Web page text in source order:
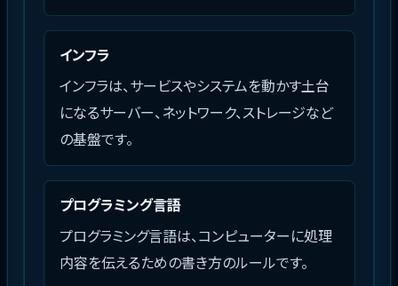
インフラ
インフラは、サービスやシステムを動かす土台
になるサーバー、ネットワーク、ストレージなど
の基盤です。
プログラミング言語
プログラミング言語は、コンピューターに処理
内容を伝えるための書き方のルールです。